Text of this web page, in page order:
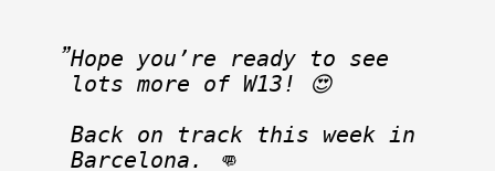
Hope you’re ready to see
lots more of W13! 😍
Back on track this week in